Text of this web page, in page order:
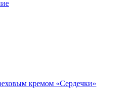
кремом «Сердечки»